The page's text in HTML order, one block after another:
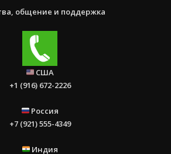
общение и поддержка
США
+1 (916) 672-2226
Россия
+7 (921) 555-4349
Индия